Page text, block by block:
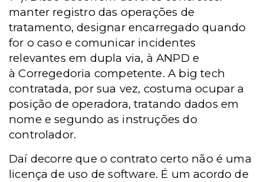
manter registro das operações de
tratamento, designar encarregado quando
for o caso e comunicar incidentes
relevantes em dupla via, à ANPD e
àCorregedoria competente. A big tech
contratada, por sua vez, costuma ocupar a
posição de operadora, tratando dados em
nome e segundo as instruções do
controlador.
Daí decorre que o contrato certo não é uma
licença de uso de software. É um acordo de